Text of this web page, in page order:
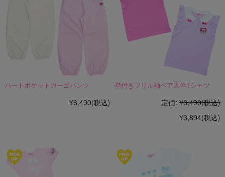
ハートポケットカーゴパンツ
¥6,490(税込)
襟付きフリル袖ベア天竺Tシャツ
定価: ¥6,490(税込)
¥3,894(税込)